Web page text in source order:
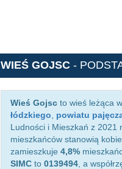
WIEŚ GOJSC -
Wieś Gojsc to wieś leżąca
łódzkiego
powiatu
Ludności i Mieszkań z 2021
mieszkańców stanowią
zamieszkuje 4,8%
SIMC to 0139494 , a